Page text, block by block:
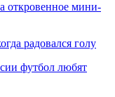
откровенное мини-
радовался голу
футбол любят